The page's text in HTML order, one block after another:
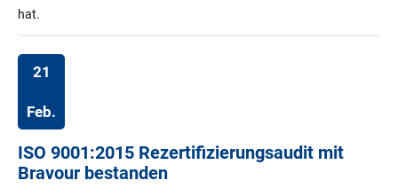
hat.
21
Feb.
ISO 9001:2015 Rezertifizierungsaudit mit
Bravour bestanden